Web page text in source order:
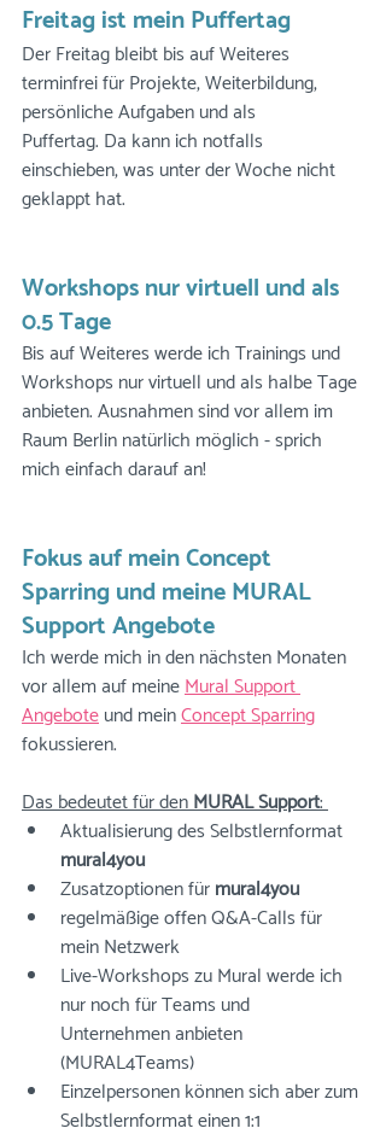
Freitag ist mein Puffertag
Der Freitag bleibt bis auf Weiteres
terminfrei für Projekte, Weiterbildung,
persönliche Aufgaben und als
Puffertag. Da kann ich notfalls
einschieben, was unter der Woche nicht
geklappt hat.
Workshops nur virtuell und als
0.5 Tage
Bis auf Weiteres werde ich Trainings und
Workshops nur virtuell und als halbe Tage
anbieten. Ausnahmen sind vor allem im
Raum Berlin natürlich möglich - sprich
mich einfach darauf an!
Fokus auf mein Concept
Sparring und meine MURAL
Support Angebote
Ich werde mich in den nächsten Monaten
vor allem auf meine Mural Support
Angebote und mein Concept Sparring
fokussieren.
Das bedeutet für den MURAL Support:
Aktualisierung des Selbstlernformat
mural4you
Zusatzoptionen für mural4you
regelmäßige offen Q&A-Calls für
mein Netzwerk
Live-Workshops zu Mural werde ich
nur noch für Teams und
Unternehmen anbieten
(MURAL4Teams)
Einzelpersonen können sich aber zum
Selbstlernformat einen 1:1